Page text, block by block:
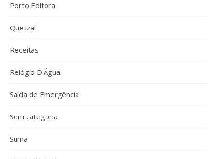
Porto Editora
Quetzal
Receitas
Relógio D'Água
Saída de Emergência
Sem categoria
Suma